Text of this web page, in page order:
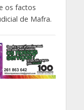
os factos
de Mafra.